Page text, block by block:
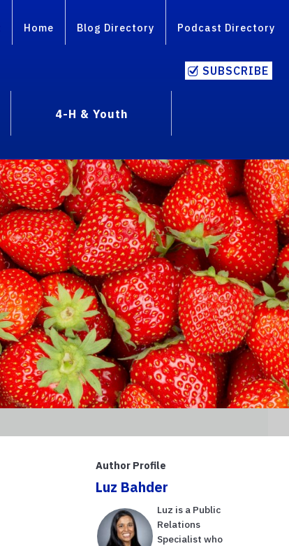
Home Blog Directory Podcast Directory
SUBSCRIBE
4-H & Youth
Author Profile
Luz Bahder
Luz is a Public
Relations
Specialist who